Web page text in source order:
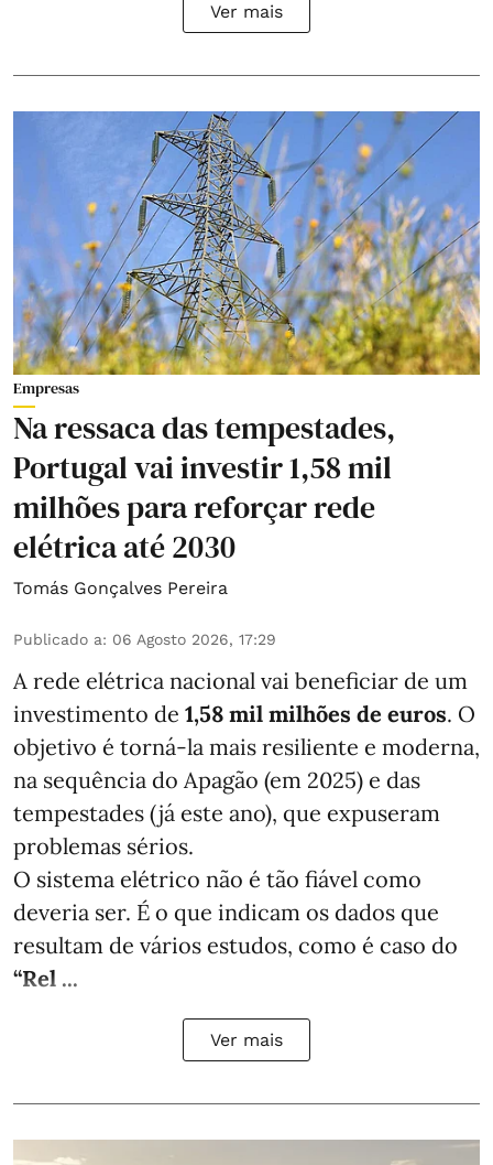
Ver mais
Empresas
Na ressaca das tempestades,
Portugal vai investir 1,58 mil
milhões para reforçar rede
elétrica até 2030
Tomás Gonçalves Pereira
Publicado a: 06 Agosto 2026, 17:29
A rede elétrica nacional vai beneficiar de um
investimento de 1,58 mil milhões de euros. O
objetivo é torná-la mais resiliente e moderna,
na sequência do Apagão (em 2025) e das
tempestades (já este ano), que expuseram
problemas sérios.
O sistema elétrico não é tão fiável como
deveria ser. É o que indicam os dados que
resultam de vários estudos, como é caso do
“Rel ...
Ver mais